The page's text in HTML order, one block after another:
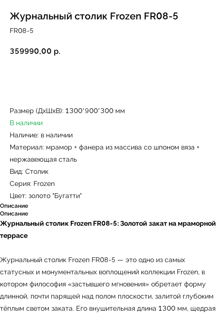
Журнальный столик Frozen FR08-5
FR08-5
359990,00 р.
Размер (ДxШxВ): 1300*900*300 мм
В наличии
Наличие: в наличии
Материал: мрамор + фанера из массива со шпоном вяза +
нержавеющая сталь
Вид: Столик
Серия: Frozen
Цвет: золото "Бугатти"
Описание
Описание
Журнальный столик Frozen FR08-5: Золотой закат на мраморной
террасе
Журнальный столик Frozen FR08-5 — это одно из самых
статусных и монументальных воплощений коллекции Frozen, в
котором философия «застывшего мгновения» обретает форму
длинной, почти парящей над полом плоскости, залитой глубоким
тёплым светом заката. Его внушительная длина 1300 мм, щедрая